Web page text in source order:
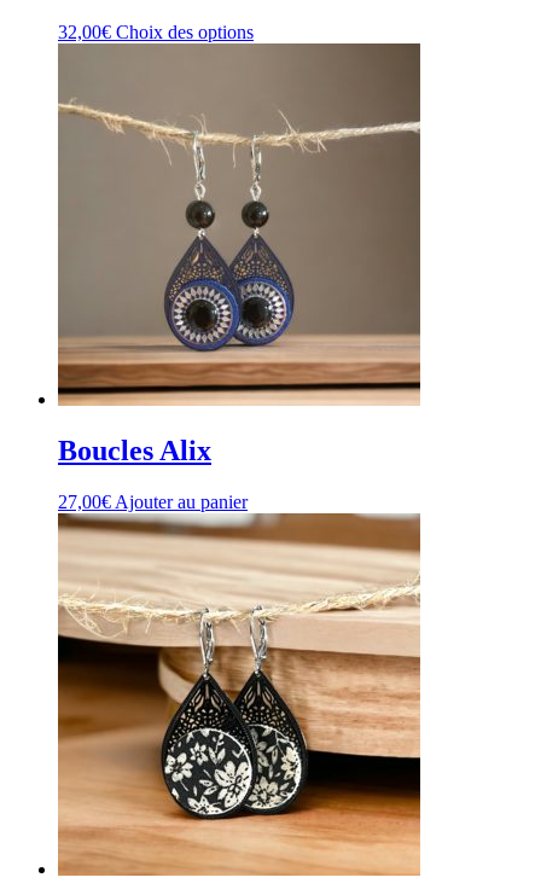
32,00€ Choix des optionsCe
variations.
Les
options
peuvent
être
choisies
sur
la
page
du
produit
Boucles Alix
27,00€ Ajouter au panier